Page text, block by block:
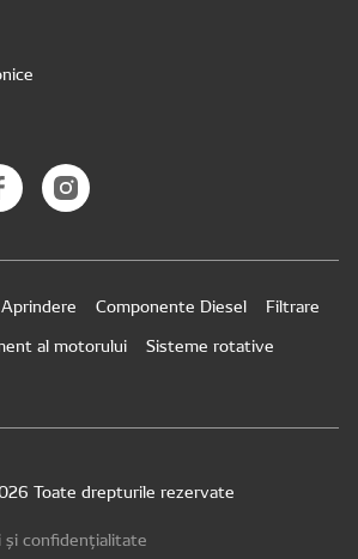
Aprindere Componente Diesel
Filtrare
al motorului
Sisteme rotative
Toate drepturile rezervate
și confidențialitate